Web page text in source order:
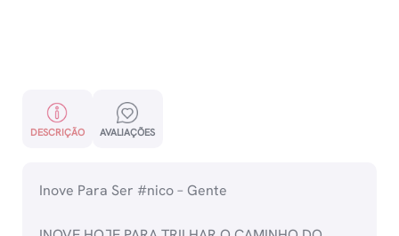
DESCRIÇÃO AVALIAÇÕES
Inove Para Ser #nico – Gente